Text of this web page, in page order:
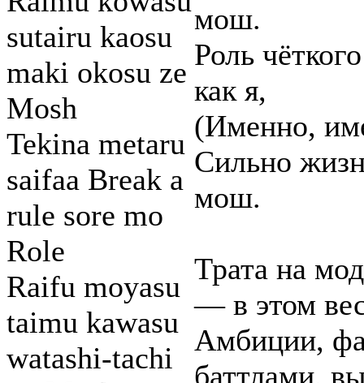
sutairu kaosu
maki okosu ze
Mosh
Tekina metaru
saifaa Break a
rule sore mo
Role
Raifu moyasu
taimu kawasu
watashi-tachi
мош.
Роль
как я,
(Именно,
Сильно
мош.
Трата на
— в этом
Амбиции,
баттлами,